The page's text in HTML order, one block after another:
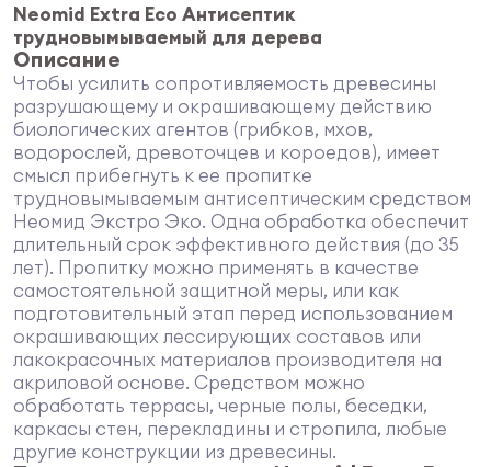
Neomid Extra Eco Антисептик
трудновымываемый для дерева
Описание
Чтобы усилить сопротивляемость древесины
разрушающему и окрашивающему действию
биологических агентов (грибков, мхов,
водорослей, древоточцев и короедов), имеет
смысл прибегнуть к ее пропитке
трудновымываемым антисептическим средством
Неомид Экстро Эко. Одна обработка обеспечит
длительный срок эффективного действия (до 35
лет). Пропитку можно применять в качестве
самостоятельной защитной меры, или как
подготовительный этап перед использованием
окрашивающих лессирующих составов или
лакокрасочных материалов производителя на
акриловой основе. Средством можно
обработать террасы, черные полы, беседки,
каркасы стен, перекладины и стропила, любые
другие конструкции из древесины.